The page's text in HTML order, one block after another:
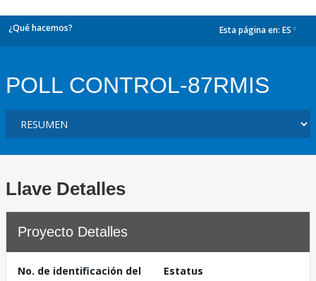
¿Qué hacemos? Esta página en: ES
POLL CONTROL-87RMIS
Llave Detalles
Proyecto Detalles
No. de identificación del
Estatus